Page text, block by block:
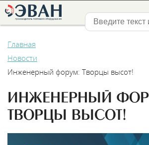
+7
831
Нижний Новгород
Главная
Новости
Инженерный форум: Творцы высот!
ИНЖЕНЕРНЫЙ
ТВОРЦЫ ВЫСОТ!